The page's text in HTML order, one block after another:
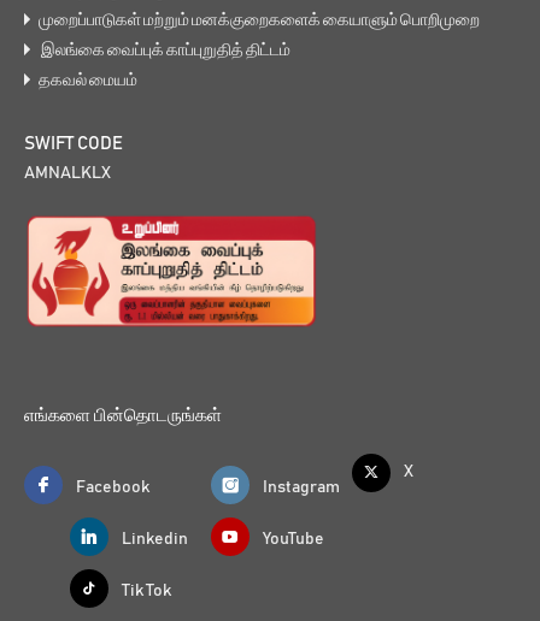
முறைப்பாடுகள் மற்றும் மனக்குறைகளைக் கையாளும் பொறிமுறை
இலங்கை வைப்புக் காப்புறுதித் திட்டம்
தகவல் மையம்
SWIFT CODE
AMNALKLX
எங்களை பின்தொடருங்கள்
Facebook Instagram
X
Linkedin YouTube
Tik Tok